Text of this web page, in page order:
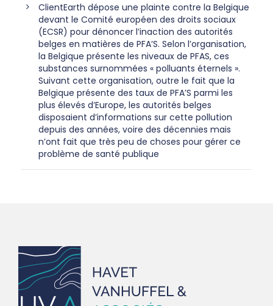
ClientEarth dépose une plainte contre la Belgique
devant le Comité européen des droits sociaux
(ECSR) pour dénoncer l’inaction des autorités
belges en matières de PFA’S. Selon l’organisation,
la Belgique présente les niveaux de PFAS, ces
substances surnommées « polluants éternels ».
Suivant cette organisation, outre le fait que la
Belgique présente des taux de PFA’S parmi les
plus élevés d’Europe, les autorités belges
disposaient d’informations sur cette pollution
depuis des années, voire des décennies mais
n’ont fait que très peu de choses pour gérer ce
problème de santé publique